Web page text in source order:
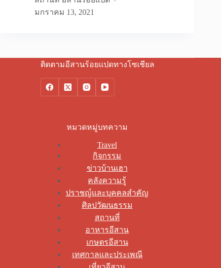
มกราคม 13, 2021
ติดตามอีสานร้อยแปดทางโซเชียล
หมวดหมู่บทความ
Travel
กิจกรรม
ข่าวบ้านเฮา
คลังความรู้
ปราชญ์และบุคคลสำคัญ
ศิลปวัฒนธรรม
สถานที่
อาหารอีสาน
เกษตรอีสาน
เทศกาลและประเพณี